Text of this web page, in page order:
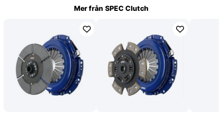
Mer från SPEC Clutch